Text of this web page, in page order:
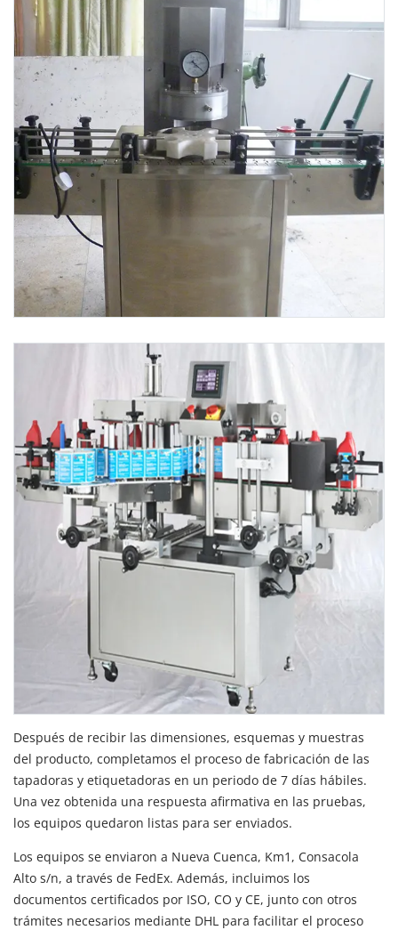
Después de recibir las dimensiones, esquemas y muestras
del producto, completamos el proceso de fabricación de las
tapadoras y etiquetadoras en un periodo de 7 días hábiles.
Una vez obtenida una respuesta afirmativa en las pruebas,
los equipos quedaron listas para ser enviados.
Los equipos se enviaron a Nueva Cuenca, Km1, Consacola
Alto s/n, a través de FedEx. Además, incluimos los
documentos certificados por ISO, CO y CE, junto con otros
trámites necesarios mediante DHL para facilitar el proceso